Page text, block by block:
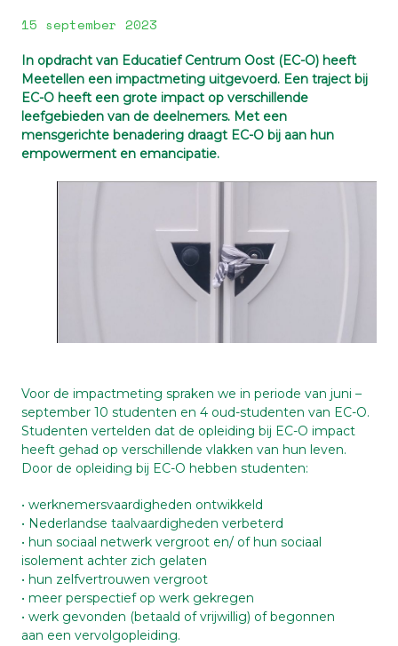
15 september 2023
In opdracht van Educatief Centrum Oost (EC-O) heeft
Meetellen een impactmeting uitgevoerd. Een traject bij
EC-O heeft een grote impact op verschillende
leefgebieden van de deelnemers. Met een
mensgerichte benadering draagt EC-O bij aan hun
empowerment en emancipatie.
Voor de impactmeting spraken we in periode van juni –
september 10 studenten en 4 oud-studenten van EC-O.
Studenten vertelden dat de opleiding bij EC-O impact
heeft gehad op verschillende vlakken van hun leven.
Door de opleiding bij EC-O hebben studenten:
• werknemersvaardigheden ontwikkeld
• Nederlandse taalvaardigheden verbeterd
• hun sociaal netwerk vergroot en/ of hun sociaal
isolement achter zich gelaten
• hun zelfvertrouwen vergroot
• meer perspectief op werk gekregen
• werk gevonden (betaald of vrijwillig) of begonnen
aan een vervolgopleiding.